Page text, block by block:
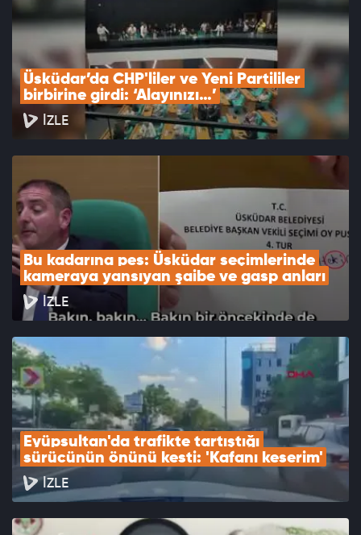
Üsküdar’da CHP'liler ve Yeni Partililer
birbirine girdi: ‘Alayınızı…’
İZLE
Bu kadarına pes: Üsküdar seçimlerinde
kameraya yansıyan şaibe ve gasp anları
İZLE
Eyüpsultan'da trafikte tartıştığı
sürücünün önünü kesti: 'Kafanı keserim'
İZLE